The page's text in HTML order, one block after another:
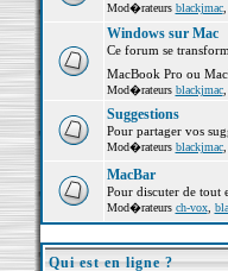
Mod�rateurs blackjmac,
Windows sur Mac
Ce forum se
MacBook Pro ou
Mod�rateurs blackjmac,
Suggestions
Pour partager vos
Mod�rateurs blackjmac,
MacBar
Pour discuter de tout
Mod�rateurs ch-vox,
Qui est en ligne ?